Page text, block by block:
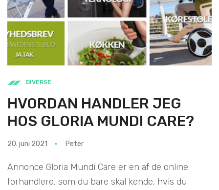
DIVERSE
HVORDAN HANDLER JEG
HOS GLORIA MUNDI CARE?
20. juni 2021 Peter
Annonce Gloria Mundi Care er en af de online
forhandlere, som du bare skal kende, hvis du